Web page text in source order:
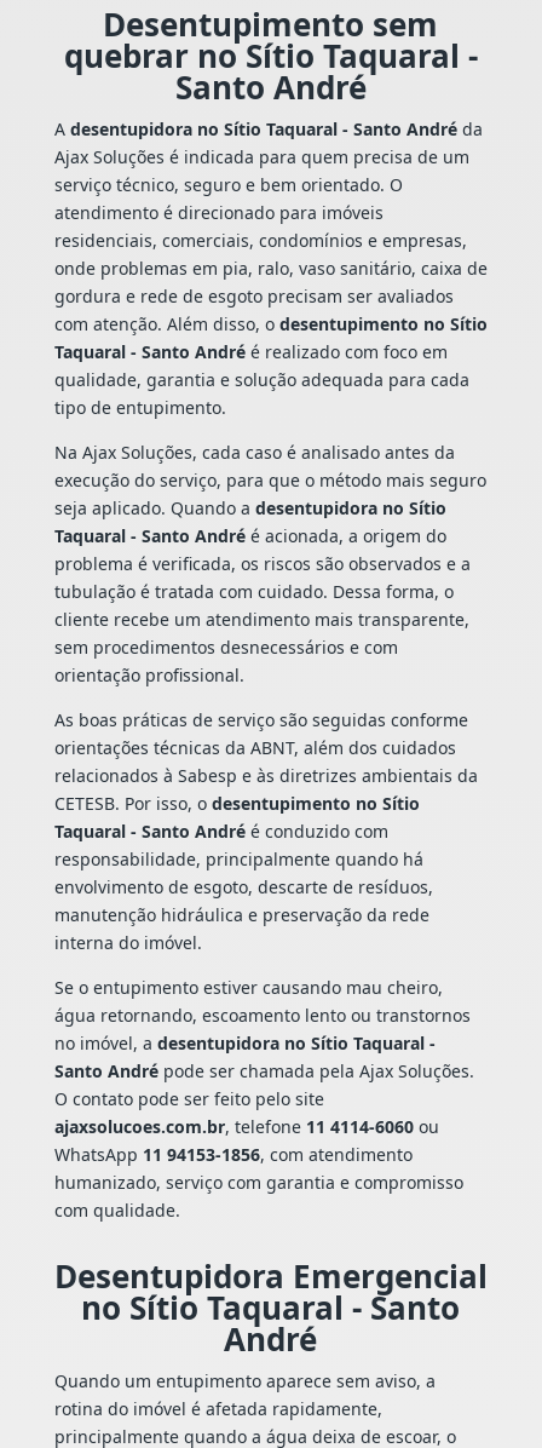
Desentupimento sem
quebrar no Sítio Taquaral -
Santo André
A desentupidora no Sítio Taquaral - Santo Andréda
Ajax Soluções é indicada para quem precisa de um
serviço técnico, seguro e bem orientado. O
atendimento é direcionado para imóveis
residenciais, comerciais, condomínios e empresas,
onde problemas em pia, ralo, vaso sanitário, caixa de
gordura e rede de esgoto precisam ser avaliados
com atenção. Além disso, o desentupimento no Sítio
Taquaral - Santo Andréé realizado com foco em
qualidade, garantia e solução adequada para cada
tipo de entupimento.
Na Ajax Soluções, cada caso é analisado antes da
execução do serviço, para que o método mais seguro
seja aplicado. Quando a desentupidora no Sítio
Taquaral - Santo Andréé acionada, a origem do
problema é verificada, os riscos são observados e a
tubulação é tratada com cuidado. Dessa forma, o
cliente recebe um atendimento mais transparente,
sem procedimentos desnecessários e com
orientação profissional.
As boas práticas de serviço são seguidas conforme
orientações técnicas da ABNT, além dos cuidados
relacionados à Sabesp e às diretrizes ambientais da
CETESB. Por isso, o desentupimento no Sítio
Taquaral - Santo Andréé conduzido com
responsabilidade, principalmente quando há
envolvimento de esgoto, descarte de resíduos,
manutenção hidráulica e preservação da rede
interna do imóvel.
Se o entupimento estiver causando mau cheiro,
água retornando, escoamento lento ou transtornos
no imóvel, a desentupidora no Sítio Taquaral -
Santo Andrépode ser chamada pela Ajax Soluções.
O contato pode ser feito pelo site
ajaxsolucoes.com.br, telefone 11 4114-6060ou
WhatsApp 11 94153-1856, com atendimento
humanizado, serviço com garantia e compromisso
com qualidade.
Desentupidora Emergencial
no Sítio Taquaral - Santo
André
Quando um entupimento aparece sem aviso, a
rotina do imóvel é afetada rapidamente,
principalmente quando a água deixa de escoar, o